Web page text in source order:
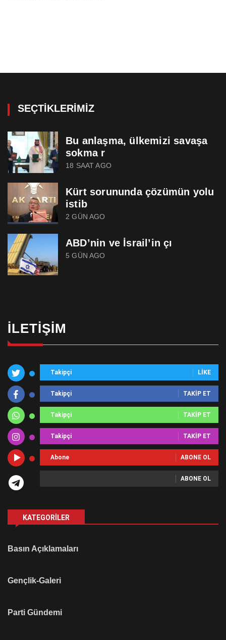
SEÇTIKLERIMIZ
Bu anlaşma, ülkemizi savaşa
sokma r
18 SAAT AGO
Kürt sorununda çözümün yolu
istib
2 GÜN AGO
ABD’nin ve İsrail’in çı
5 GÜN AGO
İLETIŞIM
Takipçi LIKE
Takipçi TAKIP ET
Takipçi TAKIP ET
Takipçi TAKIP ET
Abone ABONE OL
ABONE OL
KATEGORILER
Basın Açıklamaları
Gençlik-Galeri
Parti Gündemi